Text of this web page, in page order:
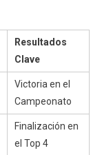
Resultados
Clave
Victoria en el
Campeonato
Finalización en
el Top 4